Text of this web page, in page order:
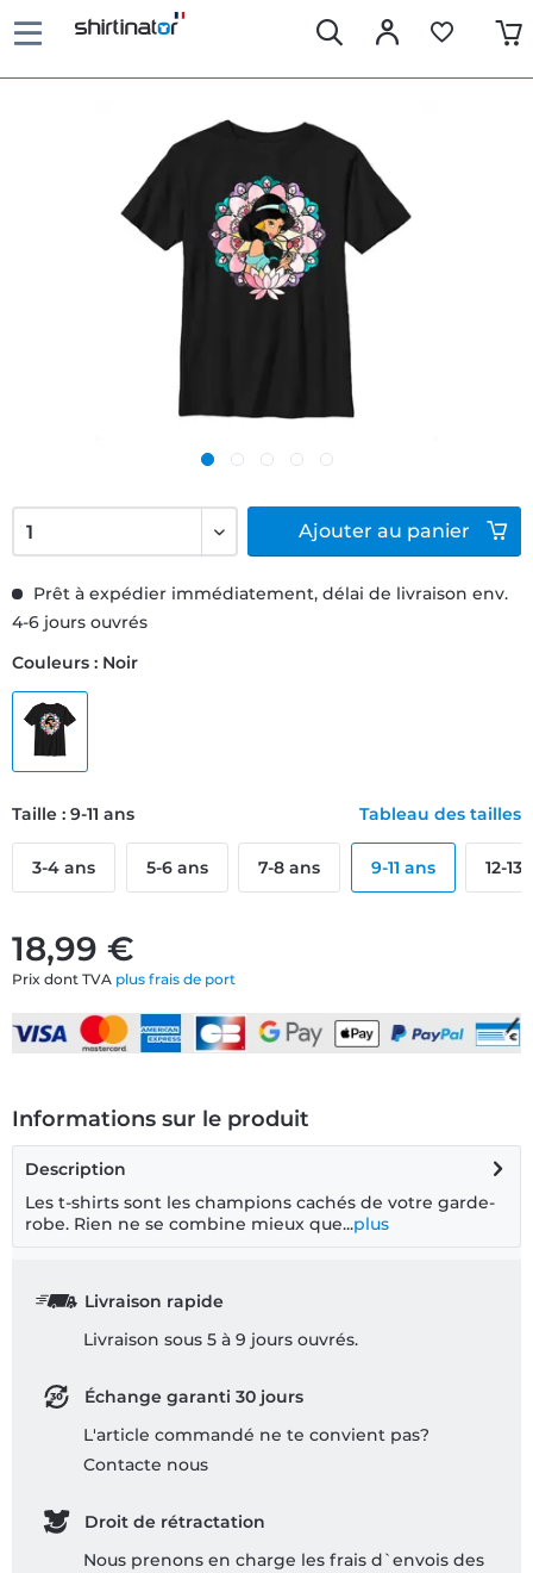
18,99 €
Prix dont TVA plus frais de port
Prêt à expédier immédiatement, délai de livraison env.
4-6 jours ouvrés
Couleurs : Noir
Taille : 9-11 ans Tableau des tailles
3-4 ans 5-6 ans 7-8 ans 9-11 ans 12-13
Ajouter au panier
Informations sur le produit
Description
Les t-shirts sont les champions cachés de votre garde-
robe. Rien ne se combine mieux que...plus
Livraison rapide
Livraison sous 5 à 9 jours ouvrés.
Échange garanti 30 jours
L'article commandé ne te convient pas?
Contacte nous
Droit de rétractation
Nous prenons en charge les frais d`envois des